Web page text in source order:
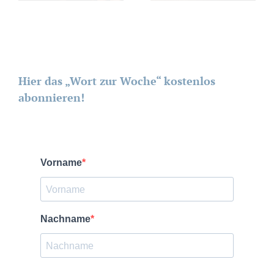
Hier das „Wort zur Woche“ kostenlos
abonnieren!